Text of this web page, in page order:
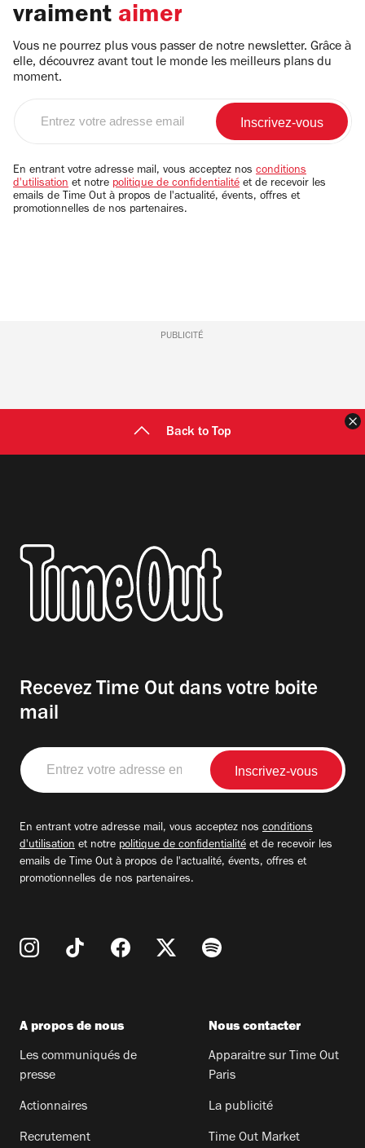
vraiment aimer
Vous ne pourrez plus vous passer de notre newsletter. Grâce à
elle, découvrez avant tout le monde les meilleurs plans du
moment.
email
En entrant votre adresse mail, vous acceptez nos conditions
d'utilisation et notre politique de confidentialité et de recevoir les
emails de Time Out à propos de l'actualité, évents, offres et
promotionnelles de nos partenaires.
PUBLICITÉ
Back to Top
Recevez Time Out dans votre boite
mail
Entrez
votre
adresse
En entrant votre adresse mail, vous acceptez nos conditions
d'utilisation et notre politique de confidentialité et de recevoir les
emails de Time Out à propos de l'actualité, évents, offres et
promotionnelles de nos partenaires.
A propos de nous
Les communiqués de
presse
Actionnaires
Recrutement
Nous contacter
Apparaitre sur Time Out
Paris
La publicité
Time Out Market